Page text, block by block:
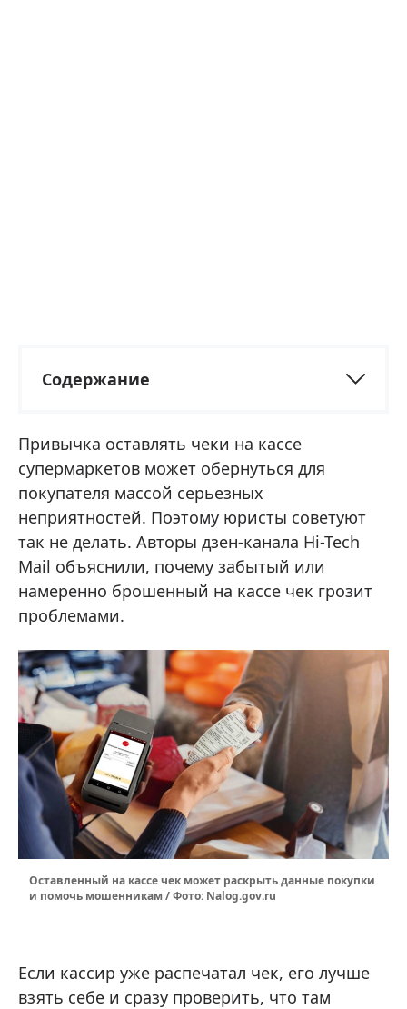
Содержание
Привычка оставлять чеки на кассе
супермаркетов может обернуться для
покупателя массой серьезных
неприятностей. Поэтому юристы советуют
так не делать. Авторы дзен-канала Hi-Tech
Mail объяснили, почему забытый или
намеренно брошенный на кассе чек грозит
проблемами.
Оставленный на кассе чек может раскрыть данные покупки
и помочь мошенникам / Фото: Nalog.gov.ru
Если кассир уже распечатал чек, его лучше
взять себе и сразу проверить, что там